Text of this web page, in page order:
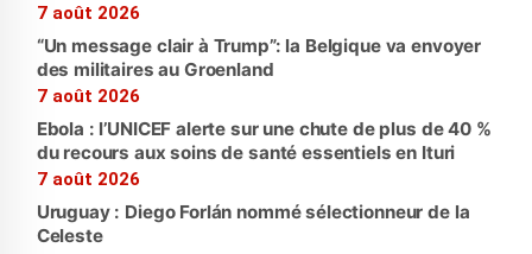
7 août 2026
“Un message clair à Trump”: la Belgique va envoyer
des militaires au Groenland
7 août 2026
Ebola : l’UNICEF alerte sur une chute de plus de 40 %
du recours aux soins de santé essentiels en Ituri
7 août 2026
Uruguay : Diego Forlán nommé sélectionneur de la
Celeste